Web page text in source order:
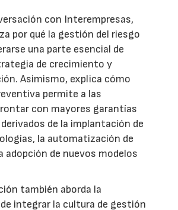
con Interempresas,
por qué la gestión del riesgo
una parte esencial de
de crecimiento y
Asimismo, explica cómo
permite a las
con mayores garantías
de la implantación de
la automatización de
adopción de nuevos modelos
también aborda la
integrar la cultura de gestión